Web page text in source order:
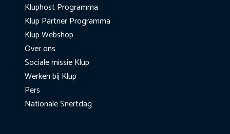
Kluphost Programma
Klup Partner Programma
Klup Webshop
Over ons
Sociale missie Klup
Werken bij Klup
Pers
Nationale Snertdag